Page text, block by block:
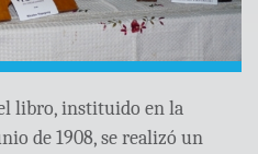
libro, instituido en la
de 1908, se realizó un